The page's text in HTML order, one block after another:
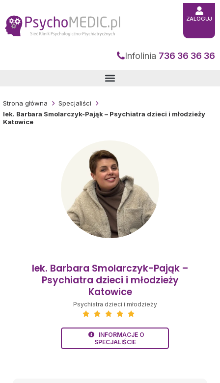
treści
Infolinia 736 36 36 36
ZALOGUJ
Strona główna
Specjaliści
lek. Barbara Smolarczyk-Pająk – Psychiatra dzieci i młodzieży
Katowice
lek. Barbara Smolarczyk-Pająk –
Psychiatra dzieci i młodzieży
Katowice
Psychiatra dzieci i młodzieży
INFORMACJE O
SPECJALIŚCIE